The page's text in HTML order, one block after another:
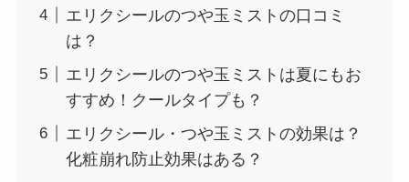
エリクシールのつや玉ミストの口コミ
は？
エリクシールのつや玉ミストは夏にもお
すすめ！クールタイプも？
エリクシール・つや玉ミストの効果は？
化粧崩れ防止効果はある？